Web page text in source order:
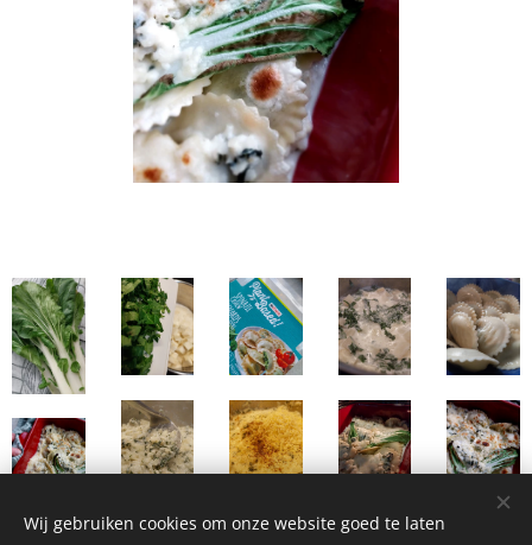
Wij gebruiken cookies om onze website goed te laten